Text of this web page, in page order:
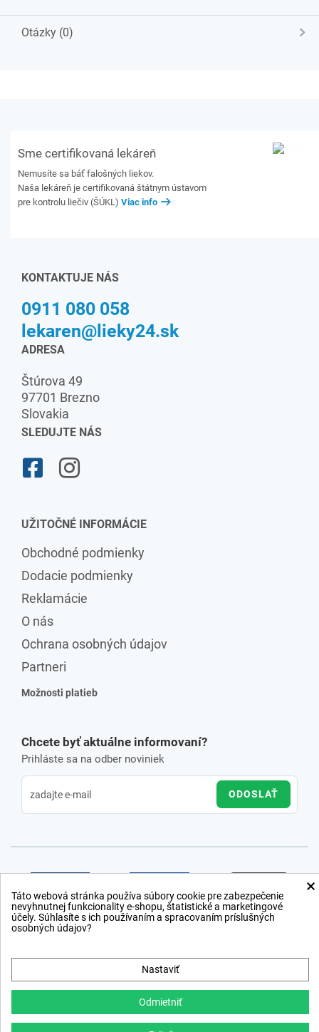
Otázky (0)
Sme certifikovaná lekáreň
Nemusíte sa báť falošných liekov.
Naša lekáreň je certifikovaná štátnym ústavom
pre kontrolu liečiv (ŠÚKL) Viac info
KONTAKTUJE NÁS
0911 080 058
lekaren@lieky24.sk
ADRESA
Štúrova 49
97701 Brezno
Slovakia
SLEDUJTE NÁS
UŽITOČNÉ INFORMÁCIE
Obchodné podmienky
Dodacie podmienky
Reklamácie
O nás
Ochrana osobných údajov
Partneri
Možnosti platieb
Chcete byť aktuálne informovaní?
Prihláste sa na odber noviniek
ODOSLAŤ
×
Táto webová stránka používa súbory cookie pre zabezpečenie
nevyhnutnej funkcionality e-shopu, štatistické a marketingové
účely. Súhlasíte s ich používaním a spracovaním príslušných
osobných údajov?
Nastaviť
Odmietniť